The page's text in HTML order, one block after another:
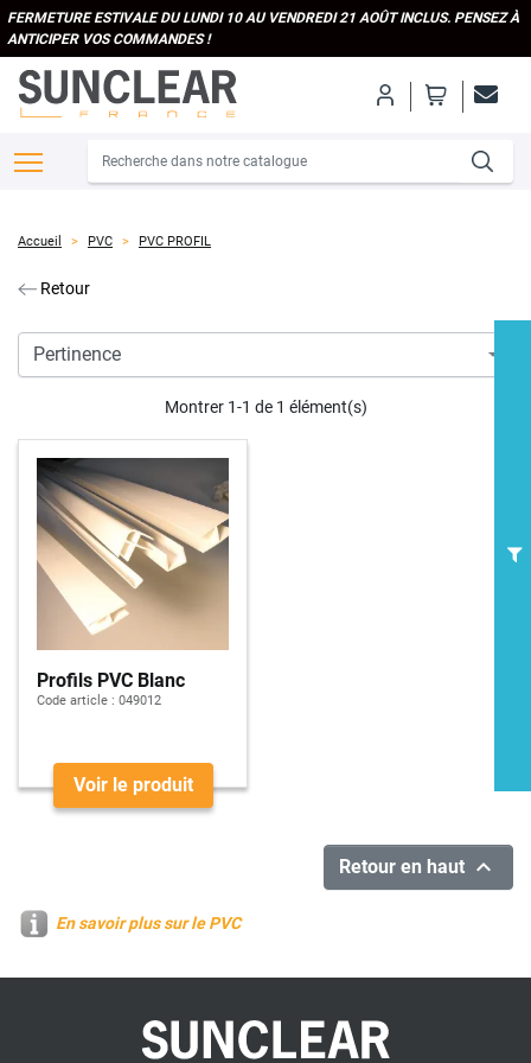
FERMETURE ESTIVALE DU LUNDI 10 AU VENDREDI 21 AOÛT INCLUS. PENSEZ À
ANTICIPER VOS COMMANDES !
Accueil PVC PVC PROFIL
Retour
Montrer 1-1 de 1 élément(s)
Profils PVC Blanc
Code article : 049012
Voir le produit
Retour en haut 
En savoir plus sur le PVC